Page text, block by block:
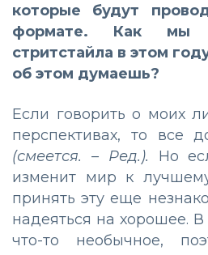
которые будут
формате. Как мы
стритстайла в этом
об этом думаешь?
Если говорить о моих
перспективах, то все
(смеется. – Ред.). Но
изменит мир к
принять эту еще
надеяться на хорошее.
что-то необычное,